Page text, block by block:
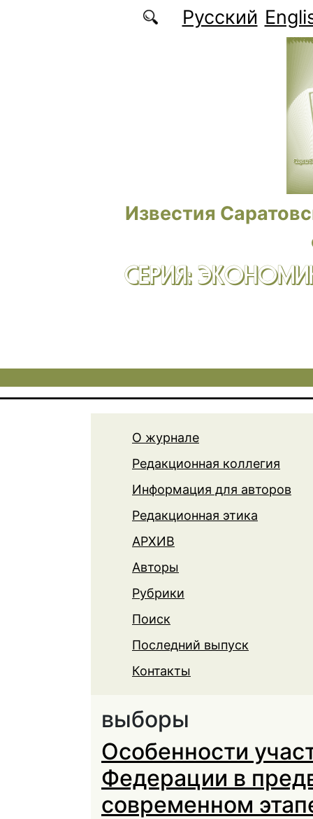
Перейти к основному содержаниюРусский
Известия
СЕРИЯ:
О журнале
Редакционная коллегия
Информация для авторов
Редакционная этика
АРХИВ
Авторы
Рубрики
Поиск
Последний выпуск
Контакты
выборы
Особенности
Федерации в
современном